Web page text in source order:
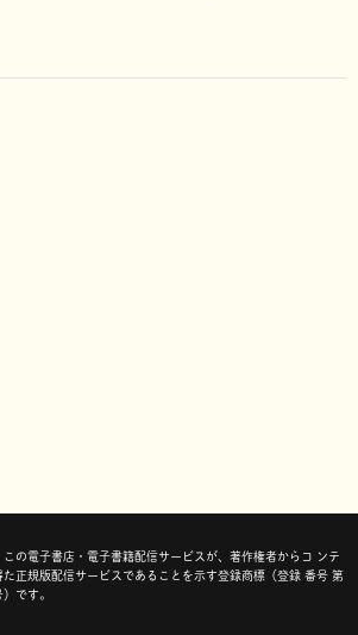
この電子書店・電子書籍配信サービスが、著作権者からコ ンテ
た正規版配信サービスであることを示す登録商標（登録 番号 第
です。